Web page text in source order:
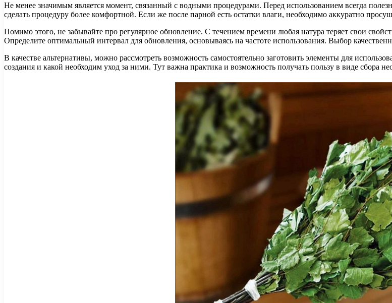
Не менее значимым является момент, связанный с водными процедурами. Перед использованием всегда
сделать процедуру более комфортной. Если же после парной есть остатки влаги, необходимо аккуратно
Помимо этого, не забывайте про регулярное обновление. С течением времени любая натура теряет свои
Определите оптимальный интервал для обновления, основываясь на частоте использования. Выбор
В качестве альтернативы, можно рассмотреть возможность самостоятельно заготовить элементы для
создания и какой необходим уход за ними. Тут важна практика и возможность получать пользу в виде сбора